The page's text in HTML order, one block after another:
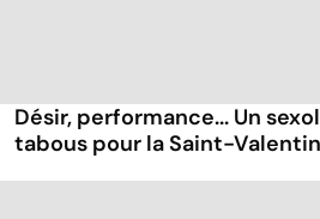
Désir, performance... Un
tabous pour la Saint-Valentin